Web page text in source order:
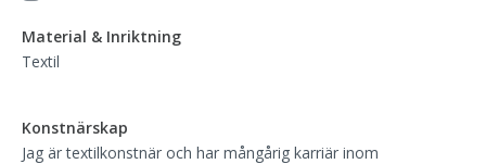
Material & Inriktning
Textil
Konstnärskap
Jag är textilkonstnär och har mångårig karriär inom